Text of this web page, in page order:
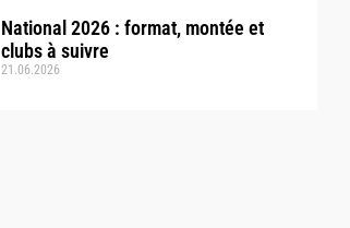
National 2026 : format, montée et
clubs à suivre
21.06.2026